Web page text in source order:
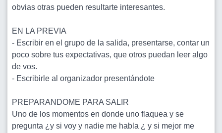
obvias otras pueden resultarte interesantes.
EN LA PREVIA
- Escribir en el grupo de la salida, presentarse, contar un
poco sobre tus expectativas, que otros puedan leer algo
de vos.
- Escribirle al organizador presentándote
PREPARANDOME PARA SALIR
Uno de los momentos en donde uno flaquea y se
pregunta ¿y si voy y nadie me habla ¿ y si mejor me